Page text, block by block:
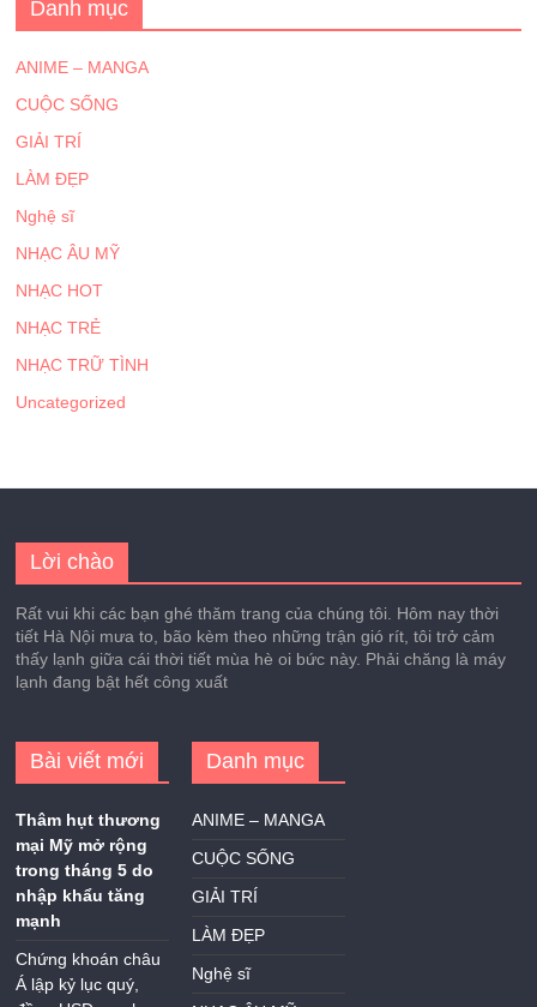
Danh mục
ANIME – MANGA
CUỘC SỐNG
GIẢI TRÍ
LÀM ĐẸP
Nghệ sĩ
NHẠC ÂU MỸ
NHẠC HOT
NHẠC TRẺ
NHẠC TRỮ TÌNH
Uncategorized
Lời chào
Rất vui khi các bạn ghé thăm trang của chúng tôi. Hôm nay thời
tiết Hà Nội mưa to, bão kèm theo những trận gió rít, tôi trở cảm
thấy lạnh giữa cái thời tiết mùa hè oi bức này. Phải chăng là máy
lạnh đang bật hết công xuất
Bài viết mới
Thâm hụt thương
mại Mỹ mở rộng
trong tháng 5 do
nhập khẩu tăng
mạnh
Chứng khoán châu
Á lập kỷ lục quý,
Danh mục
ANIME – MANGA
CUỘC SỐNG
GIẢI TRÍ
LÀM ĐẸP
Nghệ sĩ